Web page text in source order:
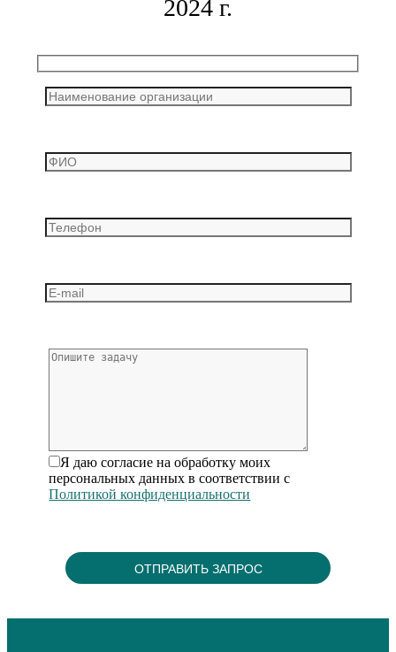
2024 г.
Я даю согласие на обработку моих
персональных данных в соответствии с
Политикой конфиденциальности